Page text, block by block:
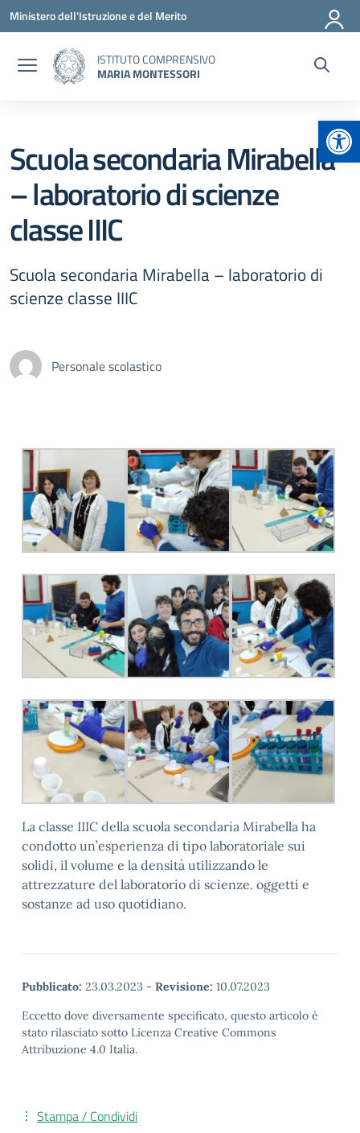
Vai ai contenuti
Vai al menu di navigazione
Vai al footer
Ministero dell'Istruzione e del Merito
ISTITUTO COMPRENSIVO
MARIA MONTESSORI
Scuola secondaria Mirabella
– laboratorio di scienze
classe IIIC
Scuola secondaria Mirabella – laboratorio di
scienze classe IIIC
Personale scolastico
La classe IIIC della scuola secondaria Mirabella ha
condotto un’esperienza di tipo laboratoriale sui
solidi, il volume e la densità utilizzando le
attrezzature del laboratorio di scienze. oggetti e
sostanze ad uso quotidiano.
Pubblicato: 23.03.2023 - Revisione: 10.07.2023
Eccetto dove diversamente specificato, questo articolo è
stato rilasciato sotto Licenza Creative Commons
Attribuzione 4.0 Italia.
Stampa / Condividi